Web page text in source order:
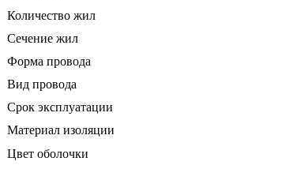
Количество жил
Сечение жил
Форма провода
Вид провода
Срок эксплуатации
Материал изоляции
Цвет оболочки